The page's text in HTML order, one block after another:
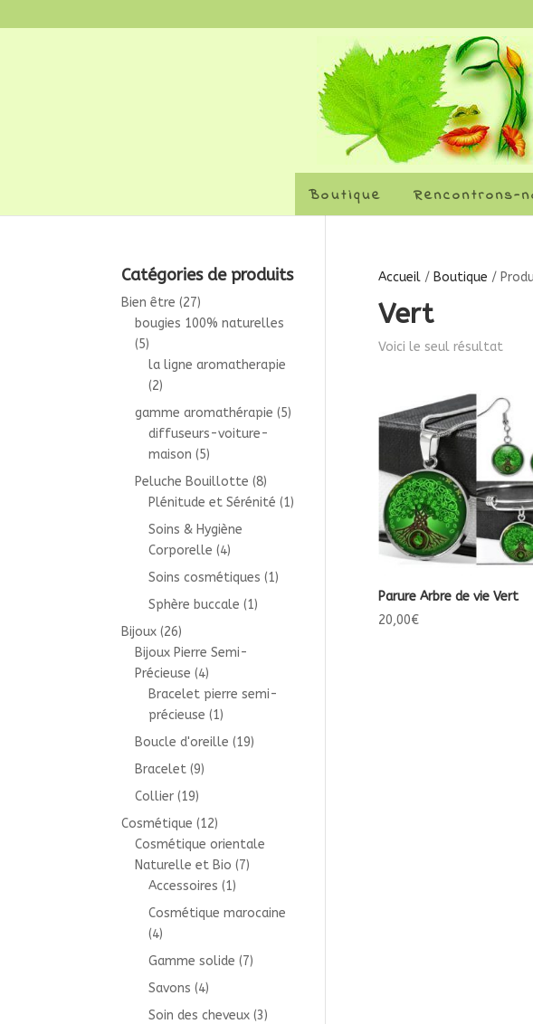
Boutique Rencontrons-
Accueil/ Boutique /
Vert
Voici le seul résultat
Parure Arbre de vie Vert
20,00€
Catégories de produits
Bien être (27)
bougies 100% naturelles
(5)
la ligne aromatherapie
(2)
gamme aromathérapie (5)
diffuseurs-voiture-
maison (5)
Peluche Bouillotte (8)
Plénitude et Sérénité (1)
Soins & Hygiène
Corporelle (4)
Soins cosmétiques (1)
Sphère buccale (1)
Bijoux (26)
Bijoux Pierre Semi-
Précieuse (4)
Bracelet pierre semi-
précieuse (1)
Boucle d'oreille (19)
Bracelet (9)
Collier (19)
Cosmétique (12)
Cosmétique orientale
Naturelle et Bio (7)
Accessoires (1)
Cosmétique marocaine
(4)
Gamme solide (7)
Savons (4)
Soin des cheveux (3)